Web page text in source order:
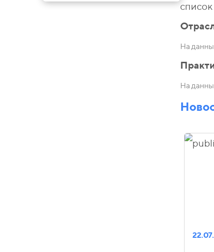
На
На